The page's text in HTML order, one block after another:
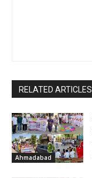
RELATED ARTICLES
Ahmadabad